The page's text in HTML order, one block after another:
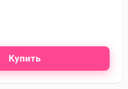
Купить